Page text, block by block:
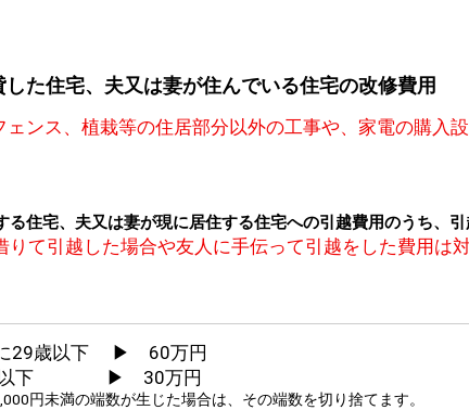
た住宅、夫又は妻が住んでいる住宅の改修費用
ンス、植栽等の住居部分以外の工事や、家電の購入
る住宅、夫又は妻が現に居住する住宅への引越費用のうち、
りて引越した場合や友人に手伝って引越をした費用は
に29歳以下 ▶ 60万円
歳以下 ▶ 30万円
円未満の端数が生じた場合は、その端数を切り捨てます。